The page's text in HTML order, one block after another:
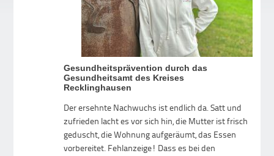
Gesundheitsprävention durch das
Gesundheitsamt des Kreises
Recklinghausen
Der ersehnte Nachwuchs ist endlich da. Satt und
zufrieden lacht es vor sich hin, die Mutter ist frisch
geduscht, die Wohnung aufgeräumt, das Essen
vorbereitet. Fehlanzeige! Dass es bei den